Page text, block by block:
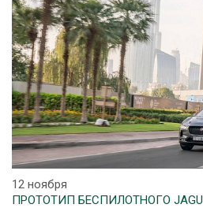
12 ноября
ПРОТОТИП БЕСПИЛОТНОГО